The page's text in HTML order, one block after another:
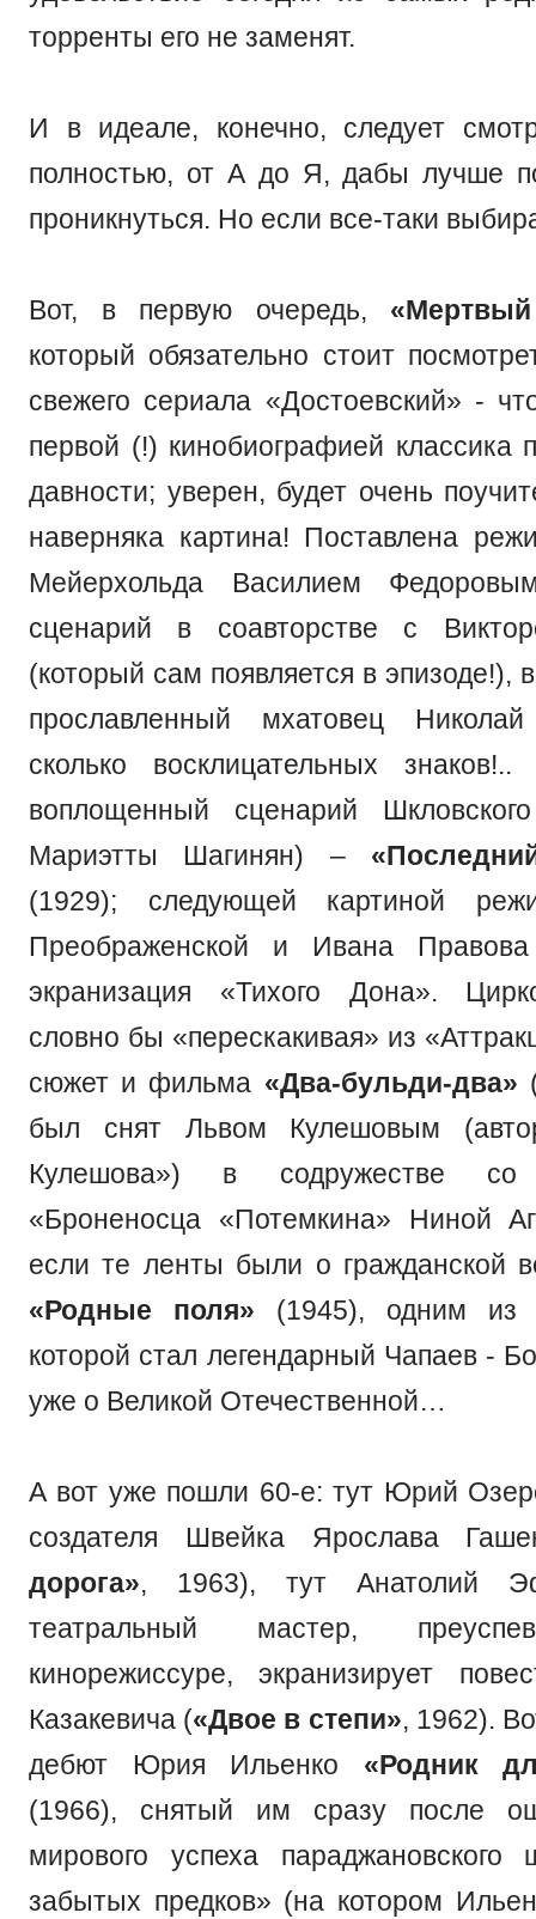
торренты его не заменят.
И в идеале, конечно, следует
полностью, от А до Я, дабы лучше
проникнуться. Но если все-таки
Вот, в первую очередь,
который обязательно стоит
свежего сериала «Достоевский» -
первой (!) кинобиографией классика
давности; уверен, будет очень
наверняка картина! Поставлена
Мейерхольда Василием
сценарий в соавторстве с
(который сам появляется в эпизоде!),
прославленный мхатовец
сколько восклицательных
воплощенный сценарий
Мариэтты Шагинян) –
(1929); следующей картиной
Преображенской и Ивана
экранизация «Тихого Дона».
словно бы «перескакивая» из
сюжет и фильма «Два-бульди-два»
был снят Львом Кулешовым
Кулешова») в содружестве со
«Броненосца «Потемкина» Ниной
если те ленты были о гражданской
«Родные поля» (1945), одним из
которой стал легендарный Чапаев -
уже о Великой Отечественной…
А вот уже пошли 60-е: тут Юрий
создателя Швейка Ярослава
дорога», 1963), тут Анатолий
театральный мастер,
кинорежиссуре, экранизирует
Казакевича («Двое в степи», 1962).
дебют Юрия Ильенко «Родник
(1966), снятый им сразу после
мирового успеха параджановского
забытых предков» (на котором